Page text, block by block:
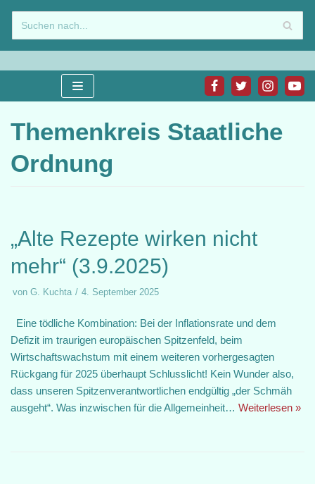
Zum
Inhalt
springen
Themenkreis Staatliche
Ordnung
„Alte Rezepte wirken nicht
mehr“ (3.9.2025)
von G. Kuchta 4. September 2025
Eine tödliche Kombination: Bei der Inflationsrate und dem
Defizit im traurigen europäischen Spitzenfeld, beim
Wirtschaftswachstum mit einem weiteren vorhergesagten
Rückgang für 2025 überhaupt Schlusslicht! Kein Wunder also,
dass unseren Spitzenverantwortlichen endgültig „der Schmäh
ausgeht“. Was inzwischen für die Allgemeinheit… Weiterlesen »